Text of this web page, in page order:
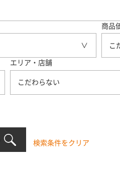
商品
こ
エリア・店舗
こだわらない
検索条件をクリア